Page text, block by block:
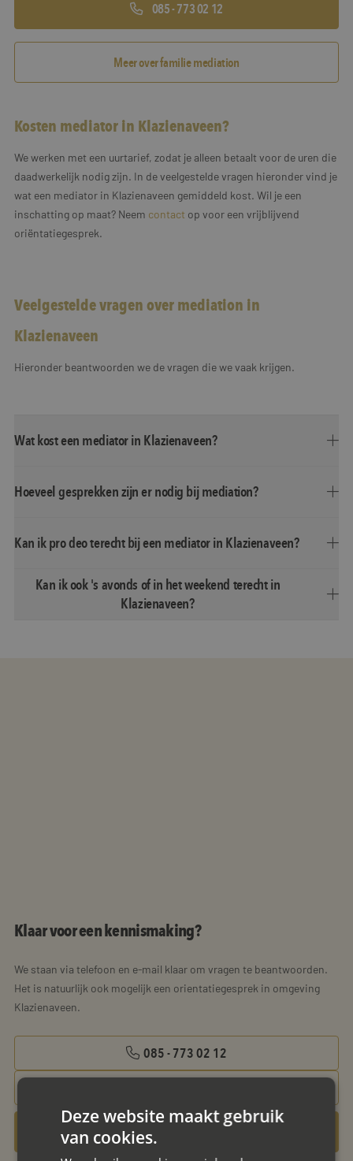
085 - 773 02 12
Meer over familie mediation
Kosten mediator in Klazienaveen?
We werken met een uurtarief, zodat je alleen betaalt voor de uren die
daadwerkelijk nodig zijn. In de veelgestelde vragen hieronder vind je
wat een mediator in Klazienaveen gemiddeld kost. Wil je een
inschatting op maat? Neem contact op voor een vrijblijvend
oriëntatiegesprek.
Veelgestelde vragen over mediation in
Klazienaveen
Hieronder beantwoorden we de vragen die we vaak krijgen.
Wat kost een mediator in Klazienaveen?
Hoeveel gesprekken zijn er nodig bij mediation?
Kan ik pro deo terecht bij een mediator in Klazienaveen?
Kan ik ook 's avonds of in het weekend terecht in
Klazienaveen?
Klaar voor een kennismaking?
We staan via telefoon en e-mail klaar om vragen te beantwoorden.
Het is natuurlijk ook mogelijk een orientatiegesprek in omgeving
Klazienaveen.
085 - 773 02 12
Gratis oriëntatiegesprek aanvragen
Deze website maakt gebruik
van cookies.